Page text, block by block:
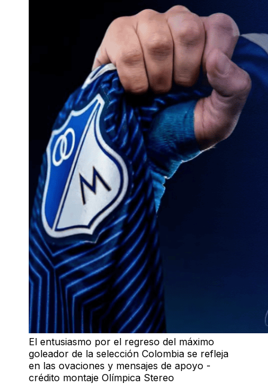
El entusiasmo por el regreso del máximo
goleador de la selección Colombia se refleja
en las ovaciones y mensajes de apoyo -
crédito montaje Olímpica Stereo